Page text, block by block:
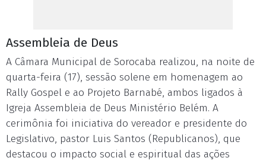
Assembleia de Deus
A Câmara Municipal de Sorocaba realizou, na noite de
quarta-feira (17), sessão solene em homenagem ao
Rally Gospel e ao Projeto Barnabé, ambos ligados à
Igreja Assembleia de Deus Ministério Belém. A
cerimônia foi iniciativa do vereador e presidente do
Legislativo, pastor Luis Santos (Republicanos), que
destacou o impacto social e espiritual das ações